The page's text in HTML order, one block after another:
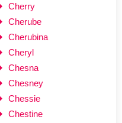
Cherry
Cherube
Cherubina
Cheryl
Chesna
Chesney
Chessie
Chestine